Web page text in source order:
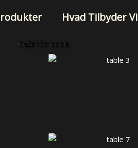
Hvad Tilbyder Vi
Galleri for borde